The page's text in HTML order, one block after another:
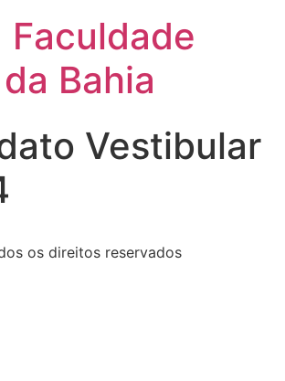
Faculdade
Bahia
Vestibular
os direitos reservados